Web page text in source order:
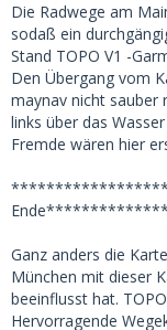
Die Radwege am
sodaß ein
Stand TOPO V1 -
Den Übergang vom
maynav nicht sauber
links über das
Fremde wären hier
Ganz anders die
München mit dieser
beeinflusst hat.
Hervorragende